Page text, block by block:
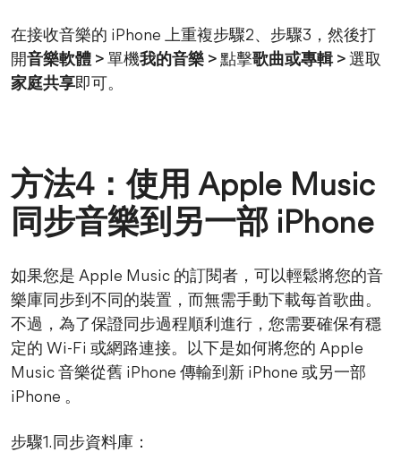
在接收音樂的 iPhone 上重複步驟2、步驟3，然後打
開音樂軟體 > 單機我的音樂 > 點擊歌曲或專輯 > 選取
家庭共享即可。
方法4：使用 Apple Music
同步音樂到另一部 iPhone
如果您是 Apple Music 的訂閱者，可以輕鬆將您的音
樂庫同步到不同的裝置，而無需手動下載每首歌曲。
不過，為了保證同步過程順利進行，您需要確保有穩
定的 Wi-Fi 或網路連接。以下是如何將您的 Apple
Music 音樂從舊 iPhone 傳輸到新 iPhone 或另一部
iPhone 。
步驟1.同步資料庫：